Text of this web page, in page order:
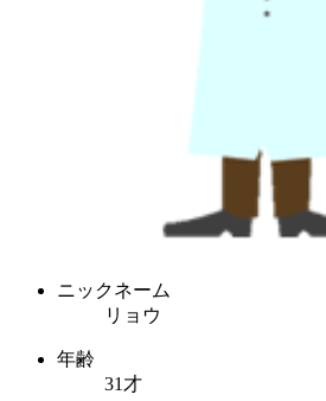
ニックネーム
リョウ
年齢
31才